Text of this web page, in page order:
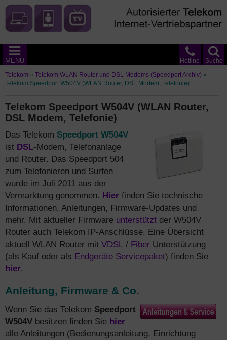
Suche
Hotline
MENÜ
Telekom » Telekom WLAN Router und DSL Modems (Speedport Archiv) »
Telekom Speedport W504V (WLAN Router, DSL Modem, Telefonie)
Telekom Speedport W504V (WLAN Router,
DSL Modem, Telefonie)
Das Telekom Speedport W504V
ist DSL-Modem, Telefonanlage
und Router. Das Speedport 504
zum Telefonieren und Surfen
wurde im Juli 2011 aus der
Vermarktung genommen. Hier finden Sie technische
Informationen, Anleitungen, Firmware-Updates und
mehr. Mit aktueller Firmware unterstützt der W504V
Router auch Telekom IP-Anschlüsse. Eine Übersicht
aktuell WLAN Router mit VDSL / Fiber Unterstützung
(als Kauf oder als Endgeräte Servicepaket) finden Sie
hier.
Anleitung, Firmware & Co.
Wenn Sie das Telekom Speedport
W504V besitzen finden Sie hier
alle Anleitungen (Bedienungsanleitung, Einrichtung